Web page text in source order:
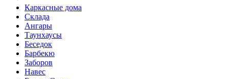
Каркасные дома
Склада
Ангары
Таунхаусы
Беседок
Барбекю
Заборов
Навес